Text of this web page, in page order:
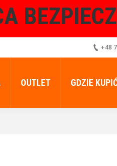
+48
OUTLET GDZIE